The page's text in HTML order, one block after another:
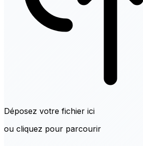
Déposez votre fichier ici
ou cliquez pour parcourir